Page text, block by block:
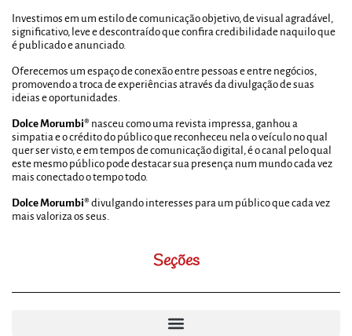
Investimos em um estilo de comunicação objetivo, de visual agradável,
significativo, leve e descontraído que confira credibilidade naquilo que
é publicado e anunciado.
Oferecemos um espaço de conexão entre pessoas e entre negócios,
promovendo a troca de experiências através da divulgação de suas
ideias e oportunidades.
Dolce Morumbi® nasceu como uma revista impressa, ganhou a
simpatia e o crédito do público que reconheceu nela o veículo no qual
quer ser visto, e em tempos de comunicação digital, é o canal pelo qual
este mesmo público pode destacar sua presença num mundo cada vez
mais conectado o tempo todo.
Dolce Morumbi® divulgando interesses para um público que cada vez
mais valoriza os seus.
Seções